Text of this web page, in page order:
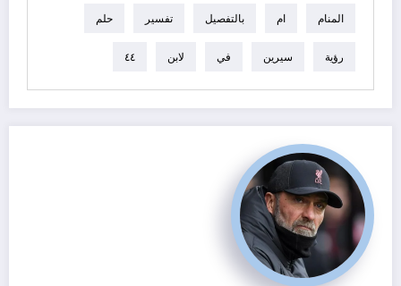
المنام ام بالتفصيل تفسير حلم
رؤية سيرين في لابن ٤٤